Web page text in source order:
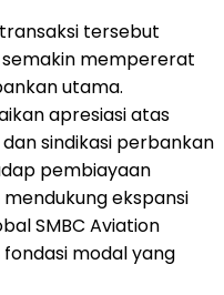
tersebut
mempererat
utama.
apresiasi atas
sindikasi perbankan
pembiayaan
ekspansi
SMBC Aviation
modal yang